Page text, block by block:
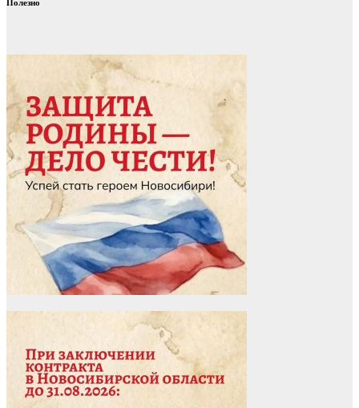
Полезно